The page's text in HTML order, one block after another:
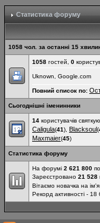
Статистика форуму
1058 чол. за останні 15
1058 гостей, 0
Uknown, Google.com
Повний список по:
Сьогоднішні іменинники
14 користувачів
Caligula(41), Blacksoul(
Maxmaier(45)
Статистика форуму
На форумі 2 621 800
Зареєстровано 21 528
Вітаємо новачка на ім'я
Рекорд активності - 18